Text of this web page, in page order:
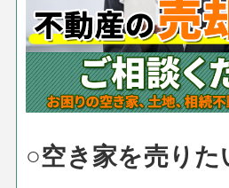
○空き家を売りた